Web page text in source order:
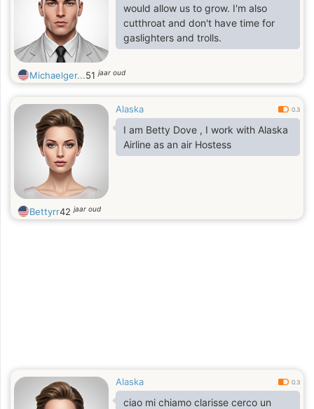
would allow us to grow. I'm also
cutthroat and don't have time for
gaslighters and trolls.
Michaelger...51jaar oud
Alaska 0.3
I am Betty Dove , I work with Alaska
Airline as an air Hostess
Bettyrr42jaar oud
Alaska 0.3
ciao mi chiamo clarisse cerco un